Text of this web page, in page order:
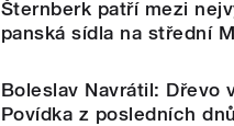
Šternberk patří mezi
panská sídla na střední
Boleslav Navrátil: Dřevo
Povídka z posledních